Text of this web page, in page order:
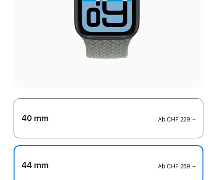
40 mm AbCHF 229.–
44 mm AbCHF 259.–